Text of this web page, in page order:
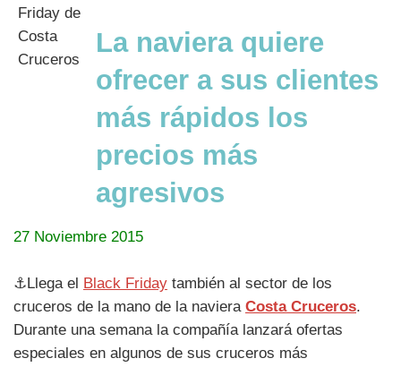
La naviera quiere
ofrecer a sus clientes
más rápidos los
precios más
agresivos
27 Noviembre 2015
⚓Llega el Black Friday también al sector de los
cruceros de la mano de la naviera Costa Cruceros.
Durante una semana la compañía lanzará ofertas
especiales en algunos de sus cruceros más